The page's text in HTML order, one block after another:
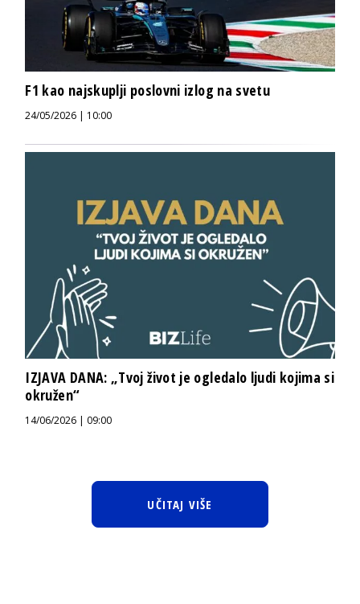
F1 kao najskuplji poslovni izlog na svetu
24/05/2026 | 10:00
IZJAVA DANA: „Tvoj život je ogledalo ljudi kojima si
okružen“
14/06/2026 | 09:00
UČITAJ VIŠE